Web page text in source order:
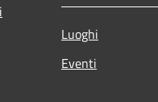
Luoghi
Eventi